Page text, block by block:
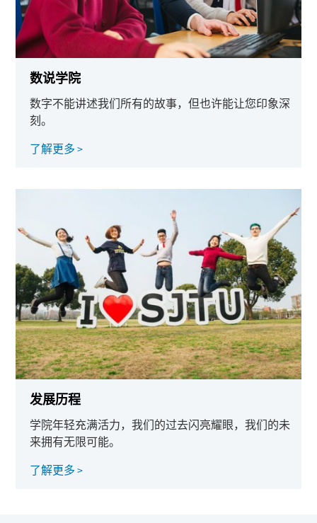
数说学院
数字不能讲述我们所有的故事，但也许能让您印象深
刻。
了解更多 >
发展历程
学院年轻充满活力，我们的过去闪亮耀眼，我们的未
来拥有无限可能。
了解更多 >